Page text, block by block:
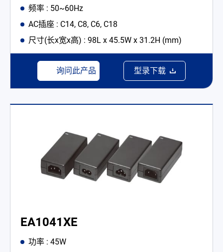
频率 : 50~60Hz
AC插座 : C14, C8, C6, C18
尺寸(长x宽x高) : 98L x 45.5W x 31.2H (mm)
询问此产品 型录下载
EA1041XE
功率 : 45W